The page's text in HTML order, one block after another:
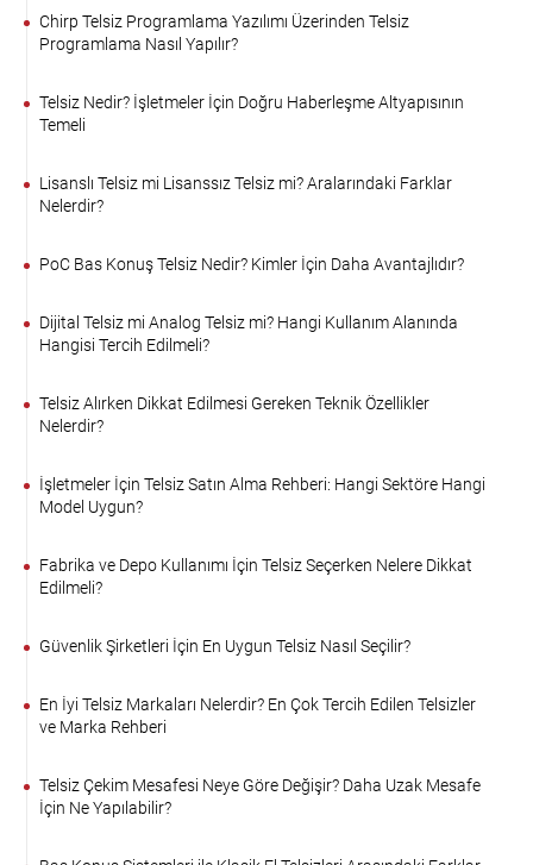
Chirp Telsiz Programlama Yazılımı Üzerinden Telsiz
Programlama Nasıl Yapılır?
Telsiz Nedir? İşletmeler İçin Doğru Haberleşme Altyapısının
Temeli
Lisanslı Telsiz mi Lisanssız Telsiz mi? Aralarındaki Farklar
Nelerdir?
PoC Bas Konuş Telsiz Nedir? Kimler İçin Daha Avantajlıdır?
Dijital Telsiz mi Analog Telsiz mi? Hangi Kullanım Alanında
Hangisi Tercih Edilmeli?
Telsiz Alırken Dikkat Edilmesi Gereken Teknik Özellikler
Nelerdir?
İşletmeler İçin Telsiz Satın Alma Rehberi: Hangi Sektöre Hangi
Model Uygun?
Fabrika ve Depo Kullanımı İçin Telsiz Seçerken Nelere Dikkat
Edilmeli?
Güvenlik Şirketleri İçin En Uygun Telsiz Nasıl Seçilir?
En İyi Telsiz Markaları Nelerdir? En Çok Tercih Edilen Telsizler
ve Marka Rehberi
Telsiz Çekim Mesafesi Neye Göre Değişir? Daha Uzak Mesafe
İçin Ne Yapılabilir?